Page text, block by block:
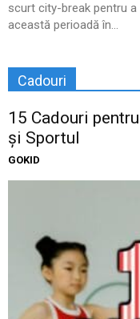
scurt city-break pentru
această perioadă în...
Cadouri
15 Cadouri
și Sportul
GOKID